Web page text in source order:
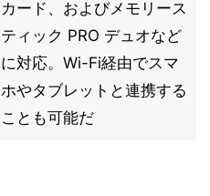
カード、およびメモリース
ティック PRO デュオなど
に対応。Wi-Fi経由でスマ
ホやタブレットと連携する
ことも可能だ